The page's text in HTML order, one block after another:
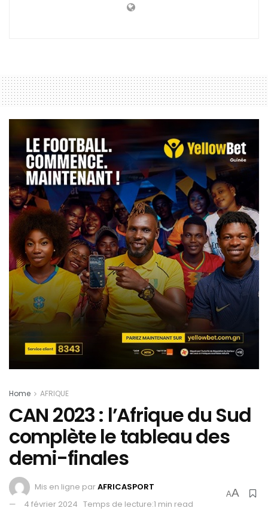
Home AFRIQUE
CAN 2023 : l’Afrique du Sud
complète le tableau des
demi-finales
Mis en ligne parAFRICASPORT
4 février 2024 Temps de lecture:1 min read
AA